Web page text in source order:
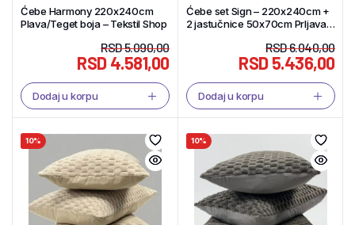
Ćebe Harmony 220x240cm
Plava/Teget boja – Tekstil Shop
RSD5.090,00
RSD4.581,00
Dodaj u korpu
Ćebe set Sign – 220x240cm +
2 jastučnice 50x70cm Prljava
RSD6.040,00
RSD5.436,00
Dodaj u korpu
10% 10%